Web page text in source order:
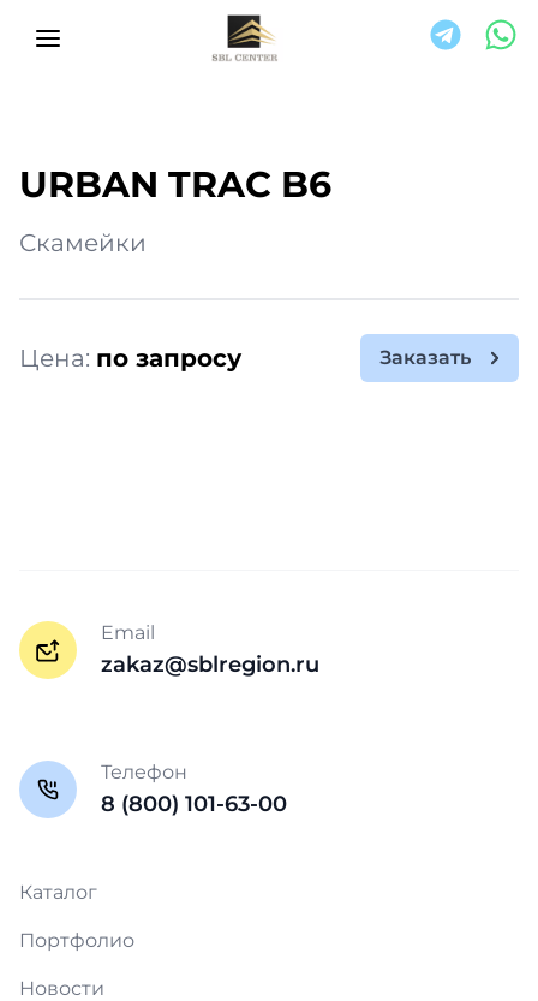
URBAN TRAC B6
Скамейки
Цена: по запросу Заказать
Email
zakaz@sblregion.ru
Телефон
8 (800) 101-63-00
Каталог
Портфолио
Новости